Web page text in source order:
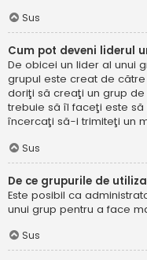
Sus
Cum pot deveni liderul
De obicei un lider al unui
grupul este creat de
doriţi să creaţi un grup
trebuie să îl faceţi este
încercaţi să-i trimiteţi un
Sus
De ce grupurile de
Este posibil ca
unui grup pentru a face
Sus